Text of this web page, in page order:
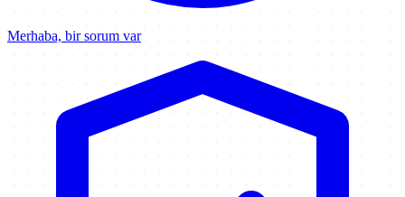
Merhaba, bir sorum var